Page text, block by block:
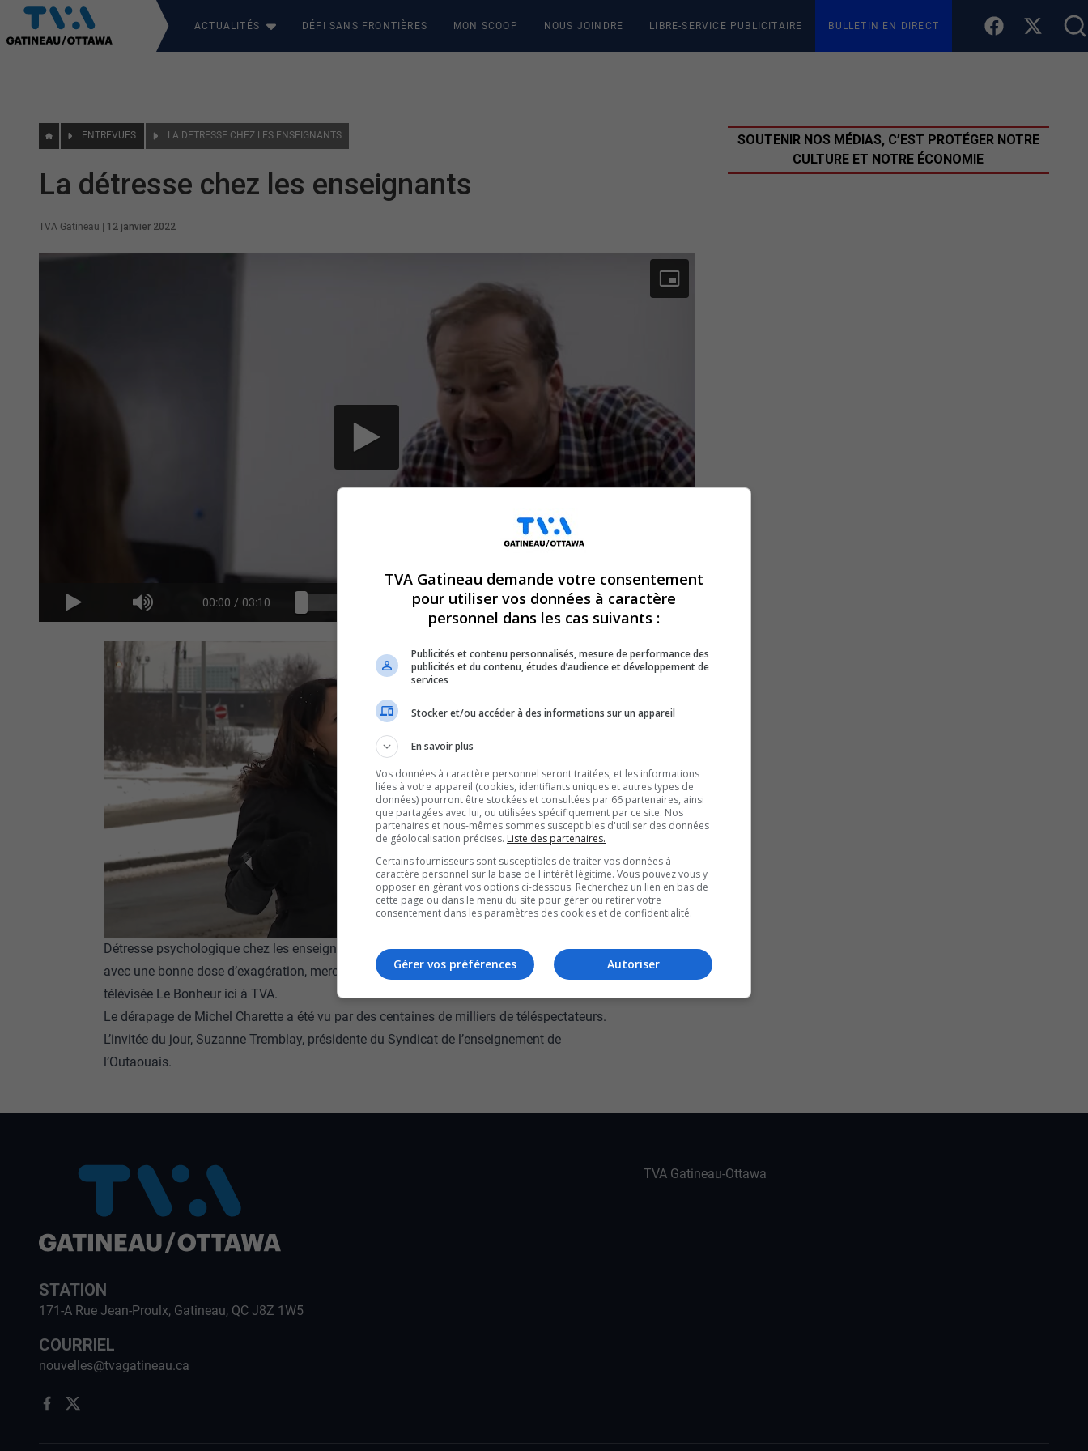
ACTUALITÉS DÉFI SANS FRONTIÈRES MON SCOOP NOUS JOINDRE LIBRE-SERVICE PUBLICITAIRE BULLETIN EN DIRECT
ENTREVUES LA DÉTRESSE CHEZ LES ENSEIGNANTS
La détresse chez les enseignants
TVA Gatineau 12 janvier 2022
00:00 / 03:10
Détresse psychologique chez les enseignants: le sujet a été abordé de façon bien spéciale,
avec une bonne dose d’exagération, mercredi dernier, dans la première de la nouvelle série
télévisée Le Bonheur ici à TVA.
Le dérapage de Michel Charette a été vu par des centaines de milliers de téléspectateurs.
L’invitée du jour, Suzanne Tremblay, présidente du Syndicat de l’enseignement de
l’Outaouais.
SOUTENIR NOS MÉDIAS, C’EST PROTÉGER NOTRE
CULTURE ET NOTRE ÉCONOMIE
STATION
171-A Rue Jean-Proulx, Gatineau, QC J8Z 1W5
COURRIEL
nouvelles@tvagatineau.ca
TVA Gatineau-Ottawa
TVA Gatineau demande votre consentement
pour utiliser vos données à caractère
personnel dans les cas suivants :
Publicités et contenu personnalisés, mesure de performance des
publicités et du contenu, études d’audience et développement de
services
Stocker et/ou accéder à des informations sur un appareil
En savoir plus
Vos données à caractère personnel seront traitées, et les informations
liées à votre appareil (cookies, identifiants uniques et autres types de
données) pourront être stockées et consultées par 66 partenaires, ainsi
que partagées avec lui, ou utilisées spécifiquement par ce site. Nos
partenaires et nous-mêmes sommes susceptibles d'utiliser des données
de géolocalisation précises. Liste des partenaires.
Certains fournisseurs sont susceptibles de traiter vos données à
caractère personnel sur la base de l'intérêt légitime. Vous pouvez vous y
opposer en gérant vos options ci-dessous. Recherchez un lien en bas de
cette page ou dans le menu du site pour gérer ou retirer votre
consentement dans les paramètres des cookies et de confidentialité.
Autoriser
Gérer vos préférences